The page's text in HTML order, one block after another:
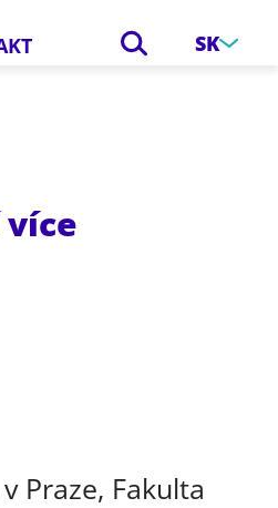
SK
Praze, Fakulta